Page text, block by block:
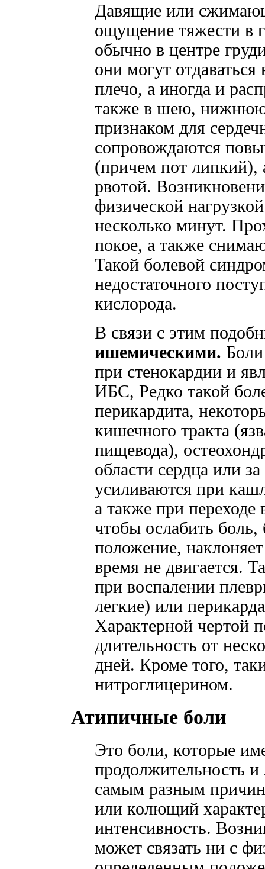
Давящие или
ощущение тяжести в
обычно в центре
они могут
плечо, а иногда и
также в шею,
признаком для
сопровождаются
(причем пот
рвотой.
физической
несколько минут.
покое, а также
Такой болевой
недостаточного
кислорода.
В связи с этим
ишемическими. Боли
при стенокардии и
ИБС, Редко такой
перикардита,
кишечного тракта
пищевода),
области сердца или
усиливаются при
а также при
чтобы ослабить
положение,
время не двигается.
при воспалении
легкие) или
Характерной чертой
длительность от
дней. Кроме того,
нитроглицерином.
Атипичные боли
Это боли, которые
продолжительность
самым разным
или колющий
интенсивность.
может связать ни с